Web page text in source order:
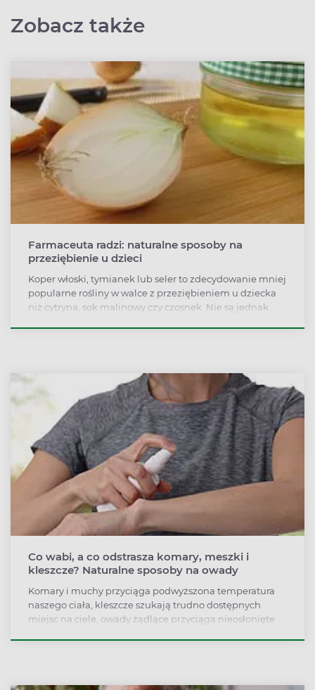
Zobacz także
Farmaceuta radzi: naturalne sposoby na
przeziębienie u dzieci
Koper włoski, tymianek lub seler to zdecydowanie mniej
popularne rośliny w walce z przeziębieniem u dziecka
niż cytryna, sok malinowy czy czosnek. Nie są jednak
Co wabi, a co odstrasza komary, meszki i
kleszcze? Naturalne sposoby na owady
Komary i muchy przyciąga podwyższona temperatura
naszego ciała, kleszcze szukają trudno dostępnych
miejsc na ciele, owady żądlące przyciąga nieosłonięte